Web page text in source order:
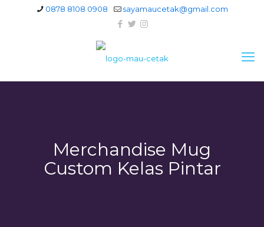
0878 8108 0908 sayamaucetak@gmail.com
Merchandise Mug
Custom Kelas Pintar